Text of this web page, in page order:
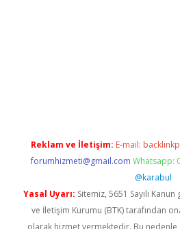
Reklam ve İletişim: E-mail:
forumhizmeti@gmail.com Whatsapp:
@karabul
Yasal Uyarı: Sitemiz, 5651 Sayılı
ve İletişim Kurumu (BTK) tarafından
olarak hizmet vermektedir. Bu